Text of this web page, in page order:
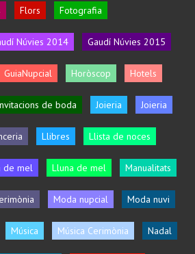
Flors Fotografia
Núvies 2014 Gaudí Núvies 2015
GuiaNupcial Horòscop Hotels
de boda Joieria Joieria
Llibres Llista de noces
de mel Lluna de mel Manualitats
Moda nupcial Moda nuvi
Música Música Cerimònia Nadal